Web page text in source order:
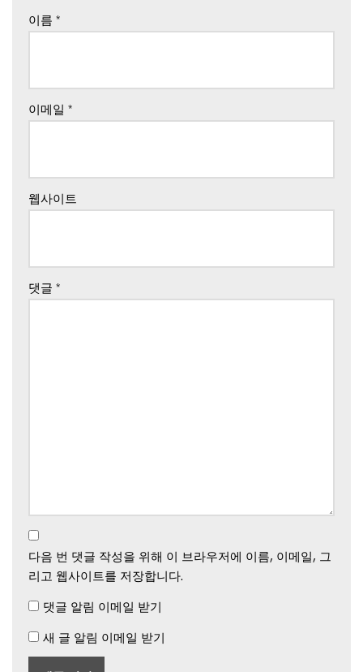
이름 *
이메일 *
웹사이트
댓글 *
다음 번 댓글 작성을 위해 이 브라우저에 이름, 이메일, 그
리고 웹사이트를 저장합니다.
댓글 알림 이메일 받기
새 글 알림 이메일 받기